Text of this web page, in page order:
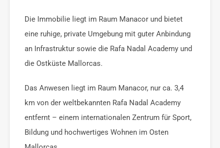
Die Immobilie liegt im Raum Manacor und bietet
eine ruhige, private Umgebung mit guter Anbindung
an Infrastruktur sowie die Rafa Nadal Academy und
die Ostküste Mallorcas.
Das Anwesen liegt im Raum Manacor, nur ca. 3,4
km von der weltbekannten Rafa Nadal Academy
entfernt – einem internationalen Zentrum für Sport,
Bildung und hochwertiges Wohnen im Osten